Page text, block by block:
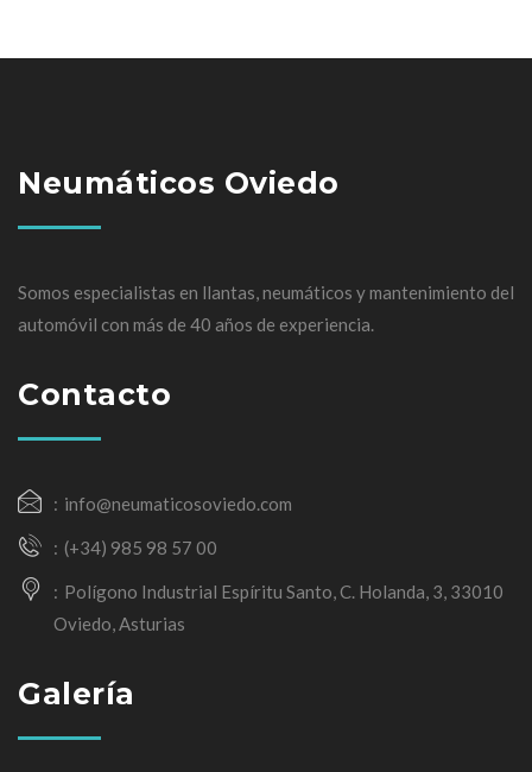
Neumáticos Oviedo
Somos especialistas en llantas, neumáticos y mantenimiento del
automóvil con más de 40 años de experiencia.
Contacto
info@neumaticosoviedo.com
(+34) 985 98 57 00
Polígono Industrial Espíritu Santo, C. Holanda, 3, 33010
Oviedo, Asturias
Galería